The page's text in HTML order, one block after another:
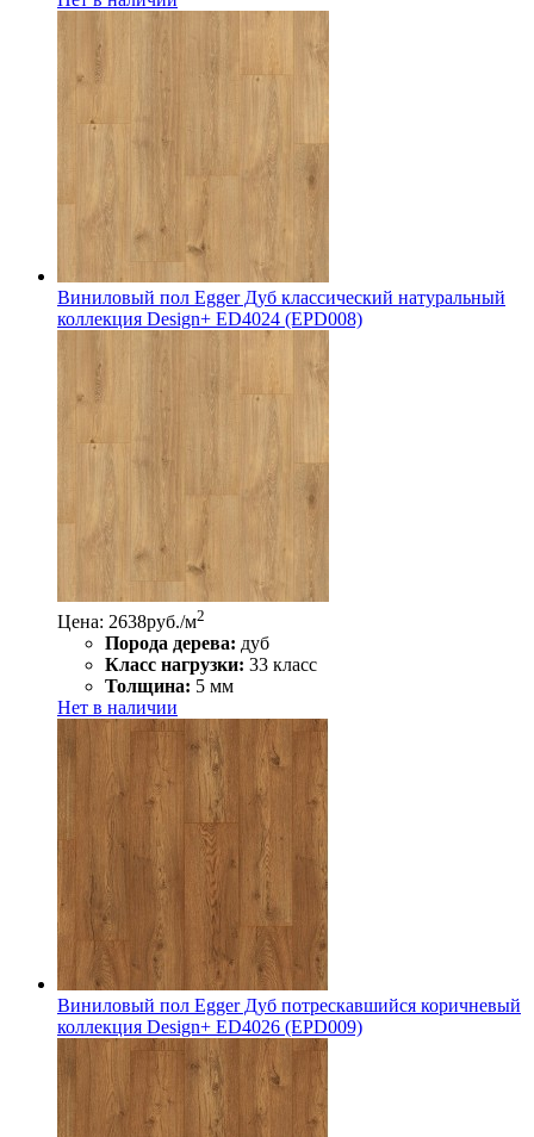
Виниловый пол Egger Дуб классический натуральный
коллекция Design+ ED4024 (EPD008)
Цена: 2638руб./м2
Порода дерева: дуб
Класс нагрузки: 33 класс
Толщина: 5 мм
Нет в наличии
Виниловый пол Egger Дуб потрескавшийся коричневый
коллекция Design+ ED4026 (EPD009)